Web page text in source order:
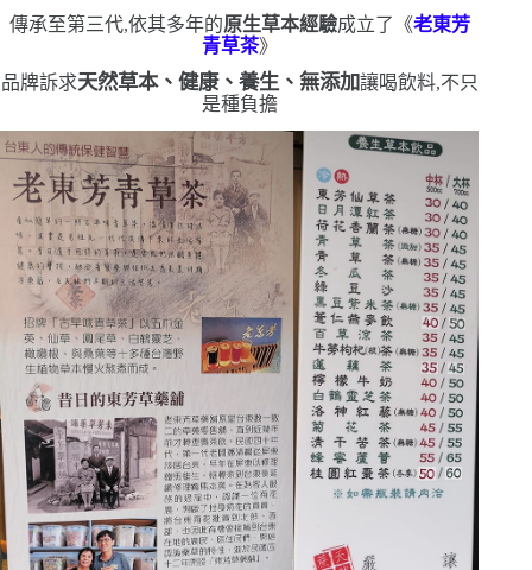
傳承至第三代,依其多年的原生草本經驗成立了《老東芳
青草茶》
品牌訴求天然草本、健康、養生、無添加讓喝飲料,不只
是種負擔